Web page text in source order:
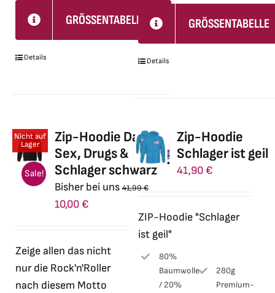
GRÖSSENTABELLE
Details
GRÖSSENTABELLE
Details
Nicht auf
Lager
Sale!
Zip-Hoodie Damen
Sex, Drugs &
Schlager schwarz
Bisher bei uns 41,99€
Ursprünglicher
41,99 €
10,00 €Aktueller
10,00 €.
Zeige allen das nicht
nur die Rock'n'Roller
nach diesem Motto
Zip-Hoodie
Schlager ist geil
41,90 €
ZIP-Hoodie "Schlager
ist geil"
80%
Baumwolle
/ 20%
280g
Premium-